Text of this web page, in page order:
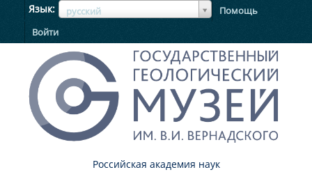
Язык русский
ЯзыкЯзык
Помощь
Войти
Российская академия наук